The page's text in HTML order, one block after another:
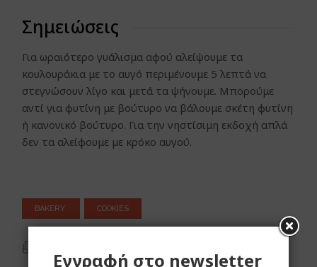
Σημειώσεις
Για ωραιότερο γυάλισμα αφού αλείψουμε τα
κουλουράκια με το αυγό περιμένουμε 5 λεπτά να
στεγνώσουν λίγο και μετά τα ψήνουμε. Μπορούμε
αντί για φυτίνη με βούτυρο να βάλουμε σκέτη φυτίνη
ή κανονικό βούτυρο. Για την νηστίσιμη εκδοχή απλά
δεν τα αλείφουμε με κρόκο αυγού.
BAKERY COOKIES
Εγγραφή στο newsletter